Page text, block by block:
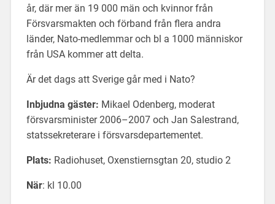
år, där mer än 19 000 män och kvinnor från
Försvarsmakten och förband från flera andra
länder, Nato-medlemmar och bl a 1000 människor
från USA kommer att delta.
Är det dags att Sverige går med i Nato?
Inbjudna gäster: Mikael Odenberg, moderat
försvarsminister 2006–2007 och Jan Salestrand,
statssekreterare i försvarsdepartementet.
Plats: Radiohuset, Oxenstiernsgtan 20, studio 2
När: kl 10.00